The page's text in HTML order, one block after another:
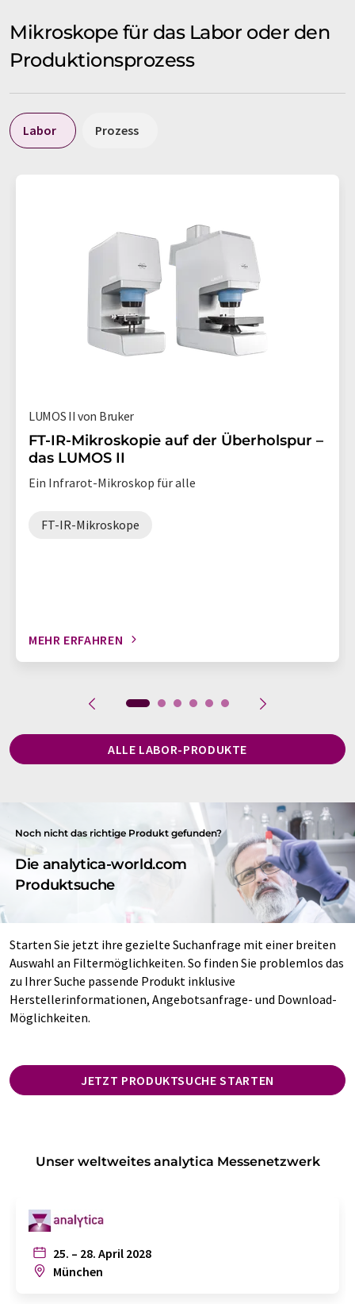
Mikroskope für das Labor oder den
Produktionsprozess
Labor Prozess
LUMOS II von Bruker
FT-IR-Mikroskopie auf der Überholspur –
das LUMOS II
Ein Infrarot-Mikroskop für alle
FT-IR-Mikroskope
MEHR ERFAHREN
ALLE LABOR-PRODUKTE
Noch nicht das richtige Produkt gefunden?
Die analytica-world.com
Produktsuche
Starten Sie jetzt ihre gezielte Suchanfrage mit einer breiten
Auswahl an Filtermöglichkeiten. So finden Sie problemlos das
zu Ihrer Suche passende Produkt inklusive
Herstellerinformationen, Angebotsanfrage- und Download-
Möglichkeiten.
JETZT PRODUKTSUCHE STARTEN
Unser weltweites analytica Messenetzwerk
25. – 28. April 2028
München